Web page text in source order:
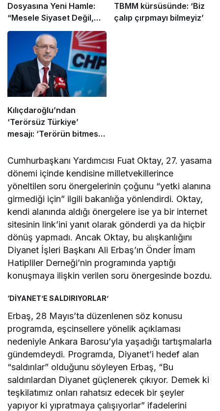
Dosyasına Yeni Hamle:
“Mesele Siyaset Değil,
Kamu Yararı”
TBMM kürsüsünde: ‘Biz
çalıp çırpmayı bilmeyiz’
Kılıçdaroğlu’ndan
‘Terörsüz Türkiye’
mesajı: ‘Terörün bitmesi
çizgimizdir’
Cumhurbaşkanı Yardımcısı Fuat Oktay, 27. yasama
dönemi içinde kendisine milletvekillerince
yöneltilen soru önergelerinin çoğunu “yetki alanına
girmediği için” ilgili bakanlığa yönlendirdi. Oktay,
kendi alanında aldığı önergelere ise ya bir internet
sitesinin link’ini yanıt olarak gönderdi ya da hiçbir
dönüş yapmadı. Ancak Oktay, bu alışkanlığını
Diyanet İşleri Başkanı Ali Erbaş’ın Önder İmam
Hatipliler Derneği’nin programında yaptığı
konuşmaya ilişkin verilen soru önergesinde bozdu.
‘DİYANET’E SALDIRIYORLAR’
Erbaş, 28 Mayıs’ta düzenlenen söz konusu
programda, eşcinsellere yönelik açıklaması
nedeniyle Ankara Barosu’yla yaşadığı tartışmalarla
gündemdeydi. Programda, Diyanet’i hedef alan
“saldırılar” olduğunu söyleyen Erbaş, “Bu
saldırılardan Diyanet güçlenerek çıkıyor. Demek ki
teşkilatımız onları rahatsız edecek bir şeyler
yapıyor ki yıpratmaya çalışıyorlar” ifadelerini